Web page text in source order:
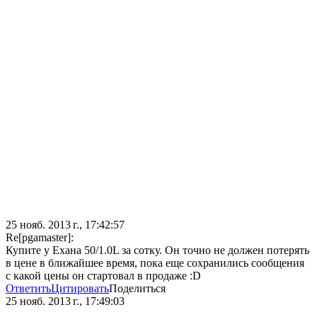
25 нояб. 2013 г., 17:42:57
Re[pgamaster]:
Купите у Ехана 50/1.0L за сотку. Он точно не должен потерять
в цене в ближайшее время, пока еще сохранились сообщения
с какой цены он стартовал в продаже :D
ОтветитьЦитироватьПоделиться
25 нояб. 2013 г., 17:49:03